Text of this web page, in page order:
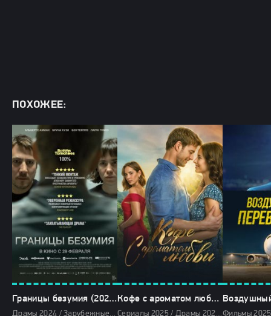
ПОХОЖЕЕ:
Границы безумия (2024)
Драмы 2024 / Зарубежные фильмы 2024 / Новинки кино 2024 / Последние фильмы 2024 / Фильмы весны 2024 / Фильмы 2024 / Смотреть фильмы онлайн
Кофе с ароматом любви (2025)
Сериалы 2025 / Драмы 2025 / Мелодрамы 2025 / Фильмы 2025 / Смотреть фильмы онлайн